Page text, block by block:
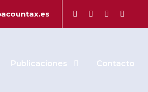
Publicaciones Contacto